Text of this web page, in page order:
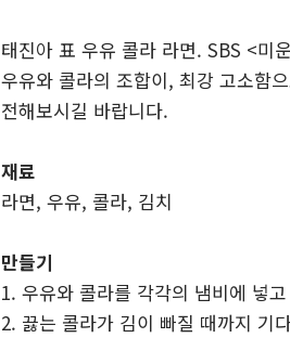
태진아 표 우유 콜라 라면. SBS <미
우유와 콜라의 조합이, 최강 고소함
전해보시길 바랍니다.
재료
라면, 우유, 콜라, 김치
만들기
1. 우유와 콜라를 각각의 냄비에 넣
2. 끓는 콜라가 김이 빠질 때까지 기